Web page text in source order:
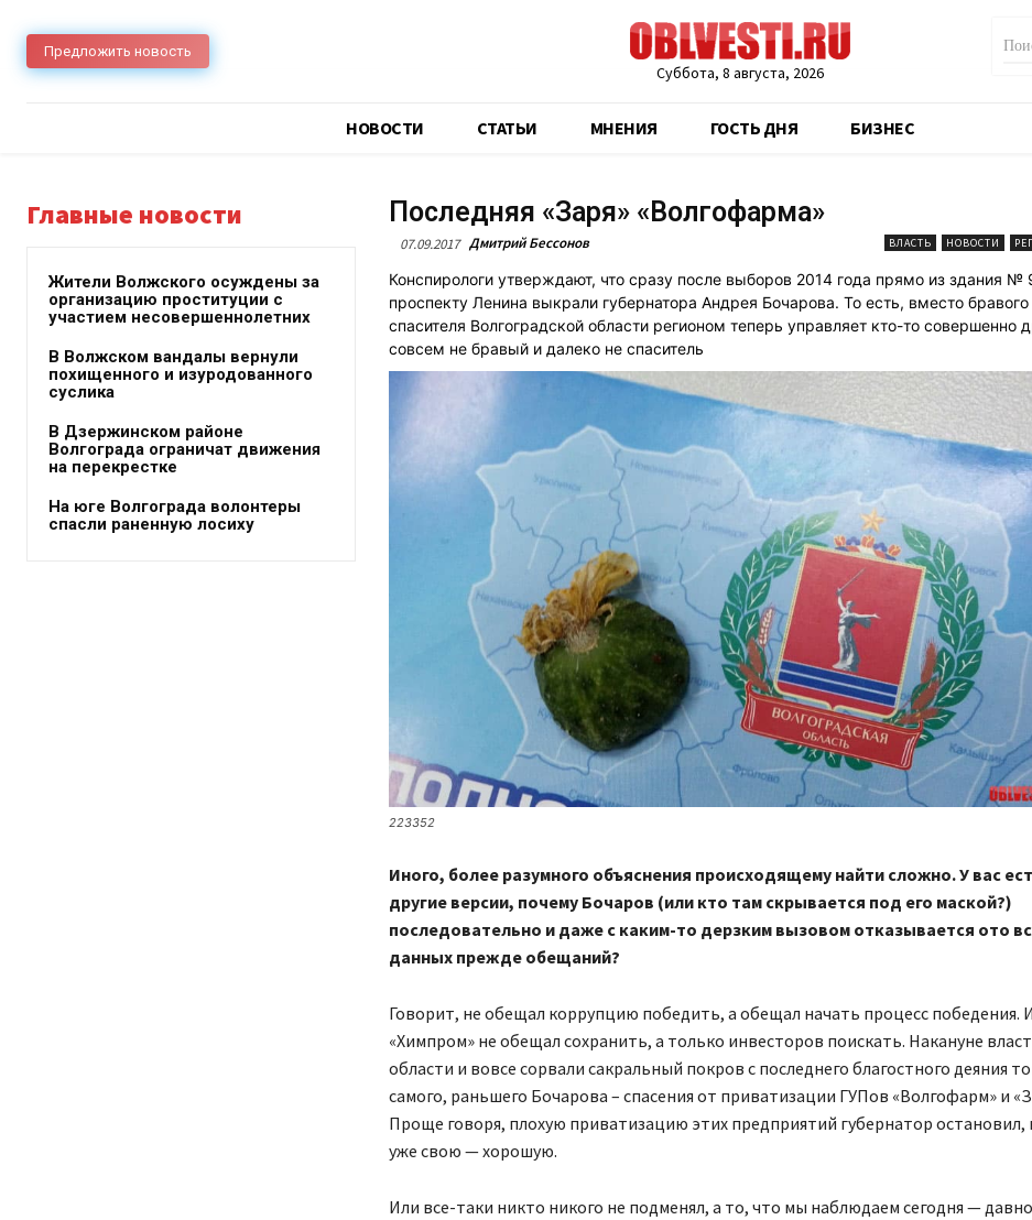
Предложить новость
Суббота, 8 августа, 2026
НОВОСТИ CТАТЬИ МНЕНИЯ ГОСТЬ ДНЯ БИЗНЕС
Главные новости
Жители Волжского осуждены за
организацию проституции с
участием несовершеннолетних
В Волжском вандалы вернули
похищенного и изуродованного
суслика
В Дзержинском районе
Волгограда ограничат движения
на перекрестке
На юге Волгограда волонтеры
спасли раненную лосиху
Последняя «Заря» «Волгофарма»
07.09.2017 Дмитрий Бессонов ВЛАСТЬ НОВОСТИ
Конспирологи утверждают, что сразу после выборов 2014 года прямо из здания №
проспекту Ленина выкрали губернатора Андрея Бочарова. То есть, вместо бравого
спасителя Волгоградской области регионом теперь управляет кто-то совершенно
совсем не бравый и далеко не спаситель
223352
Иного, более разумного объяснения происходящему найти сложно. У вас
другие версии, почему Бочаров (или кто там скрывается под его маской?)
последовательно и даже с каким-то дерзким вызовом отказывается ото
данных прежде обещаний?
Говорит, не обещал коррупцию победить, а обещал начать процесс победения. И
«Химпром» не обещал сохранить, а только инвесторов поискать. Накануне
области и вовсе сорвали сакральный покров с последнего благостного деяния
самого, раньшего Бочарова – спасения от приватизации ГУПов «Волгофарм» и
Проще говоря, плохую приватизацию этих предприятий губернатор остановил,
уже свою — хорошую.
Или все-таки никто никого не подменял, а то, что мы наблюдаем сегодня — давно